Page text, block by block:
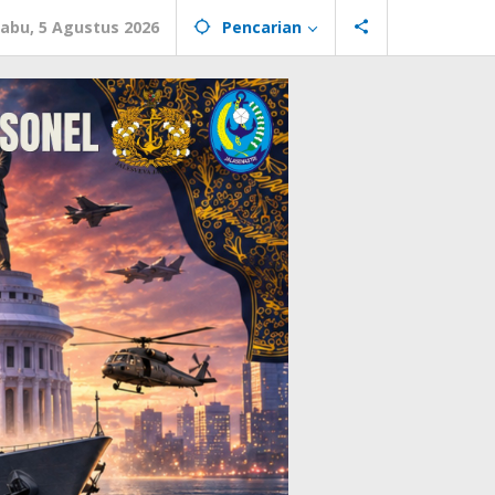
5 Agustus 2026 Pencarian